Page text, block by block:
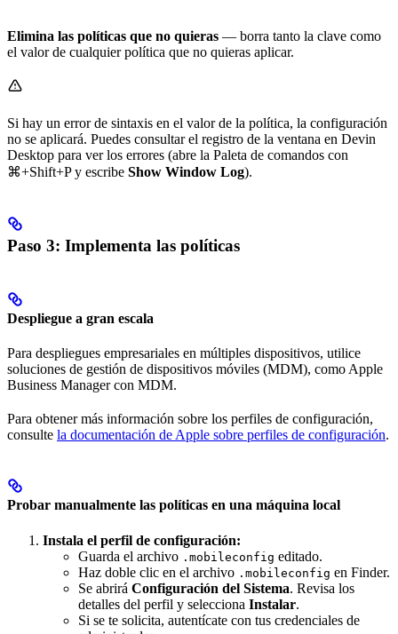
Elimina las políticas que no quieras — borra tanto la clave como
el valor de cualquier política que no quieras aplicar.
Si hay un error de sintaxis en el valor de la política, la configuración
no se aplicará. Puedes consultar el registro de la ventana en Devin
Desktop para ver los errores (abre la Paleta de comandos con
⌘+Shift+Py escribe Show Window Log).
Paso 3: Implementa las políticas
Despliegue a gran escala
Para despliegues empresariales en múltiples dispositivos, utilice
soluciones de gestión de dispositivos móviles (MDM), como Apple
Business Manager con MDM.
Para obtener más información sobre los perfiles de configuración,
consulte la documentación de Apple sobre perfiles de configuración.
Probar manualmente las políticas en una máquina local
Instala el perfil de configuración:
Guarda el archivo .mobileconfig editado.
Haz doble clic en el archivo .mobileconfig en Finder.
Se abrirá Configuración del Sistema. Revisa los
detalles del perfil y selecciona Instalar.
Si se te solicita, autentícate con tus credenciales de